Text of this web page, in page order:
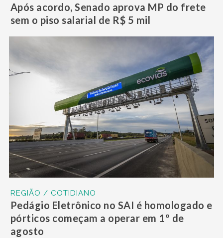
Após acordo, Senado aprova MP do frete
sem o piso salarial de R$ 5 mil
REGIÃO / COTIDIANO
Pedágio Eletrônico no SAI é homologado e
pórticos começam a operar em 1º de
agosto